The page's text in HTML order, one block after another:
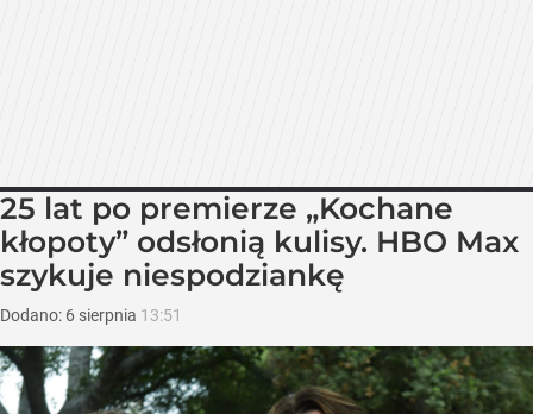
25 lat po premierze „Kochane
kłopoty” odsłonią kulisy. HBO Max
szykuje niespodziankę
Dodano: 6 sierpnia 13:51